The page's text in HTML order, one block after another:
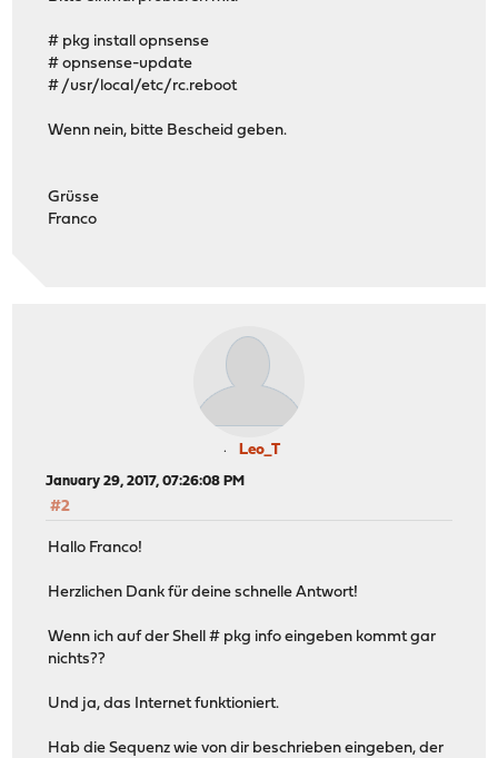
# pkg install opnsense
# opnsense-update
# /usr/local/etc/rc.reboot
Wenn nein, bitte Bescheid geben.
Grüsse
Franco
Leo_T
January 29, 2017, 07:26:08 PM
#2
Hallo Franco!
Herzlichen Dank für deine schnelle Antwort!
Wenn ich auf der Shell # pkg info eingeben kommt gar
nichts??
Und ja, das Internet funktioniert.
Hab die Sequenz wie von dir beschrieben eingeben, der